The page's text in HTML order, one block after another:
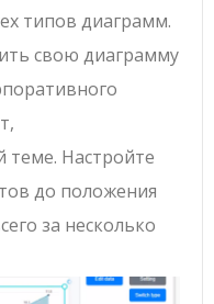
типов диаграмм.
свою диаграмму
Настройте
до положения
за несколько